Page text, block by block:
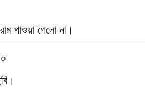
পাওয়া গেলো না।